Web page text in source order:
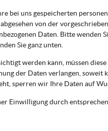
bei uns gespeicherten
von der
Daten. Bitte wenden
Sie ganz unten.
werden kann, müssen
der Daten verlangen,
sperren wir Ihre Daten auf
Einwilligung durch